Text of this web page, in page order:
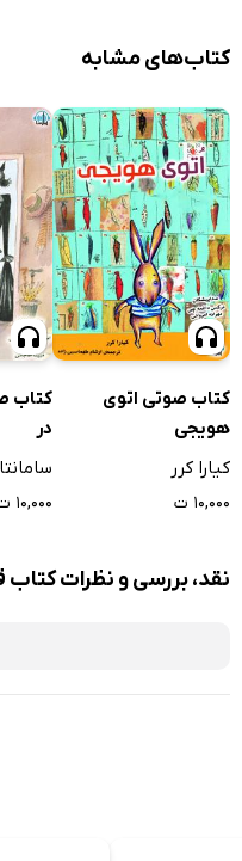
کتاب‌های مشابه
کتاب صوتی اتوی
هویجی
کیارا کرر
۱۰,۰۰۰ ت
کتاب
در
۱۰,۰۰۰ ت
نقد، بررسی و نظرات